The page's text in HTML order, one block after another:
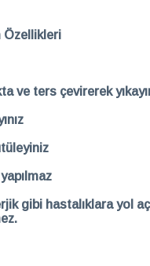
Özellikleri
ve ters çevirerek
gibi hastalıklara yol